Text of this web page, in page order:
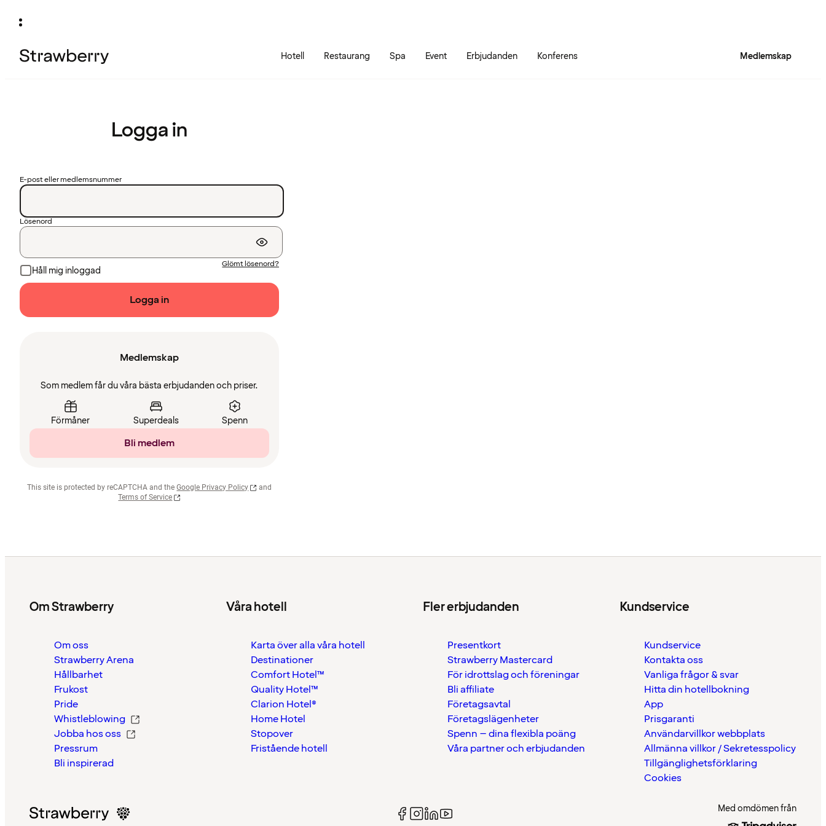
Hotell Restaurang Spa Event Erbjudanden Konferens Medlemskap
Logga in
E-post eller medlemsnummer
Lösenord
Håll mig inloggad
Glömt lösenord?
Logga in
Medlemskap
Som medlem får du våra bästa erbjudanden och priser.
Förmåner Superdeals Spenn
Bli medlem
This site is protected by reCAPTCHA and the Google Privacy Policy
and
Terms of Service
Om Strawberry
Om oss
Strawberry Arena
Hållbarhet
Frukost
Pride
Whistleblowing
Jobba hos oss
Pressrum
Bli inspirerad
Våra hotell
Karta över alla våra hotell
Destinationer
Comfort Hotel™
Quality Hotel™
Clarion Hotel®
Home Hotel
Stopover
Fristående hotell
Fler erbjudanden
Presentkort
Strawberry Mastercard
För idrottslag och föreningar
Bli affiliate
Företagsavtal
Företagslägenheter
Spenn – dina flexibla poäng
Våra partner och erbjudanden
Kundservice
Kundservice
Kontakta oss
Vanliga frågor & svar
Hitta din hotellbokning
App
Prisgaranti
Användarvillkor webbplats
Allmänna villkor / Sekretesspolicy
Tillgänglighetsförklaring
Cookies
Med omdömen från